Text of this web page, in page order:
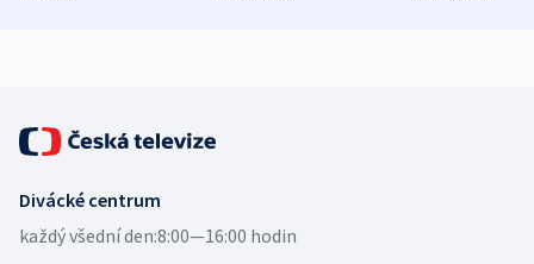
Divácké centrum
každý všední den:8:00—16:00 hodin